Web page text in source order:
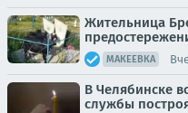
Жительница
МАКЕЕВКА
В Челябинске
службы